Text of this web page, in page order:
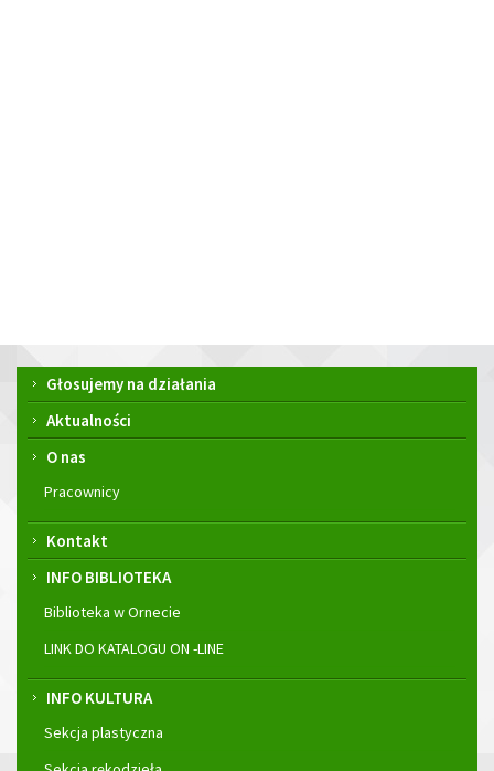
Menu
główne
Głosujemy na działania
Aktualności
O nas
Pracownicy
Kontakt
INFO BIBLIOTEKA
Biblioteka w Ornecie
LINK DO KATALOGU ON -LINE
INFO KULTURA
Sekcja plastyczna